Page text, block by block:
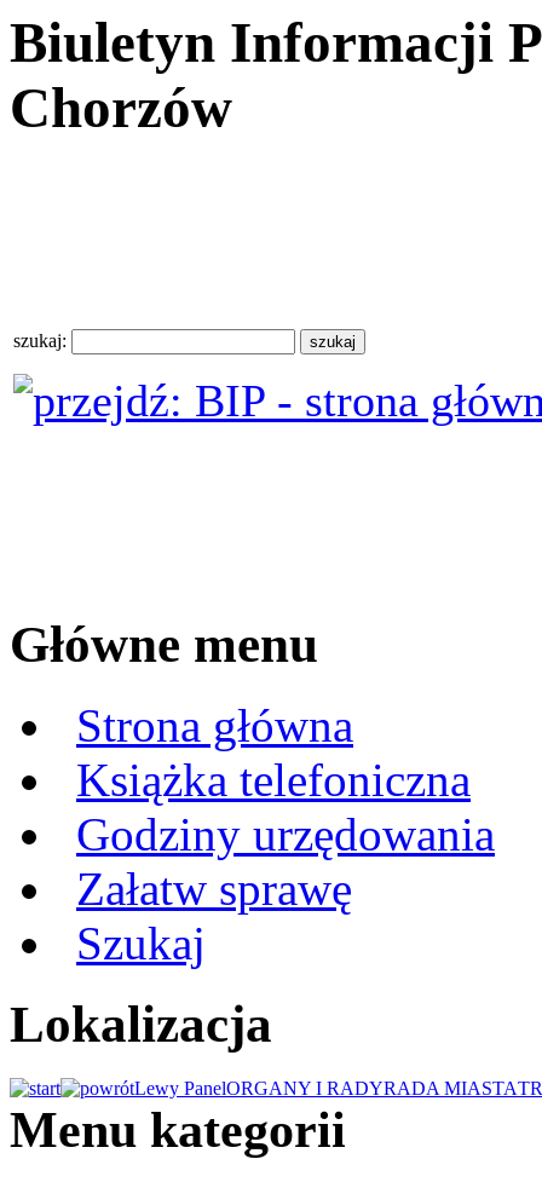
Biuletyn Informacji
Chorzów
szukaj:
Główne menu
Strona główna
Książka telefoniczna
Godziny urzędowania
Załatw sprawę
Szukaj
Lokalizacja
Lewy PanelORGANY I RADYRADA MIASTA
Menu kategorii